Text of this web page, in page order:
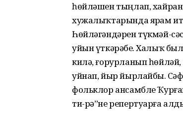
һөйлә­шен тыңлап, хайран
хужалыҡтарында ярҙам
Һөйләгәндәрен түкмәй-
уйын үткәрәбеҙ. Халыҡ
килә, ғорурланып һөйләй,
уйнап, йыр йырлайбыҙ.
фольклор ансамбле
ти-рә”не репертуарға